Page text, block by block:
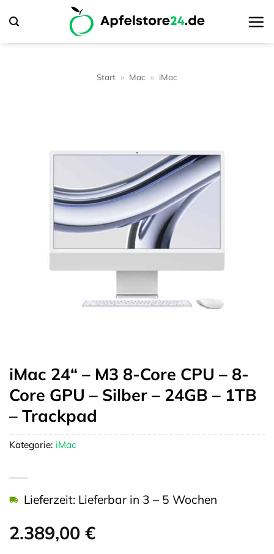
Inhalt
springen
Start » Mac » iMac
iMac 24“ – M3 8-Core CPU – 8-
Core GPU – Silber – 24GB – 1TB
– Trackpad
2.389,00 €
Lieferzeit: Lieferbar in 3 – 5 Wochen
Kategorie: iMac